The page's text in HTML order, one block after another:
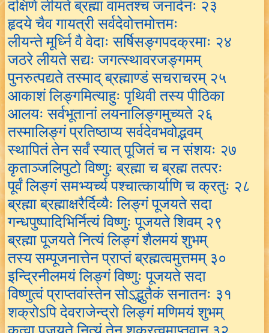
दक्षिणे लीयते ब्रह्मा वामतश्च जनार्दनः २३
हृदये चैव गायत्री सर्वदेवोत्तमोत्तमः
लीयन्ते मूर्ध्नि वै वेदाः सर्षिसङ्गपदक्रमाः २४
जठरे लीयते सद्यः जगत्स्थावरजङ्गमम्
पुनरुत्पद्यते तस्माद् ब्रह्माण्डं सचराचरम् २५
आकाशं लिङ्गमित्याहुः पृथिवी तस्य पीठिका
आलयः सर्वभूतानां लयनालिङ्गमुच्यते २६
तस्मालिङ्गं प्रतिष्ठाप्य सर्वदेवभवोद्भवम्
स्थापितं तेन सर्वं स्यात् पूजितं च न संशयः २७
कृताञ्जलिपुटो विष्णुः ब्रह्मा च ब्रह्म तत्परः
पूर्वं लिङ्गं समभ्यर्च्य पश्चात्कार्याणि च क्रतुः २८
ब्रह्मा ब्रह्माक्षरैर्दिव्यैः लिङ्गं पूजयते सदा
गन्धपुष्पादिभिर्नित्यं विष्णुः पूजयते शिवम् २९
ब्रह्मा पूजयते नित्यं लिङ्गं शैलमयं शुभम्
तस्य सम्पूजनात्तेन प्राप्तं ब्रह्मत्वमुत्तमम् ३०
इन्द्रिनीलमयं लिङ्गं विष्णुः पूजयते सदा
विष्णुत्वं प्राप्तवांस्तेन सोऽद्भुतैकं सनातनः ३१
शक्रोऽपि देवराजेन्द्रो लिङ्गं मणिमयं शुभम्